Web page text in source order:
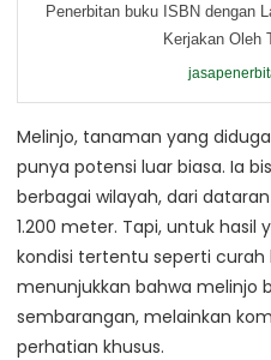
Penerbitan buku ISBN dengan
Kerjakan Oleh
Melinjo, tanaman yang
punya potensi luar biasa. Ia
berbagai wilayah, dari
1.200 meter. Tapi, untuk hasil
kondisi tertentu seperti curah
menunjukkan bahwa melinjo
sembarangan, melainkan
perhatian khusus.